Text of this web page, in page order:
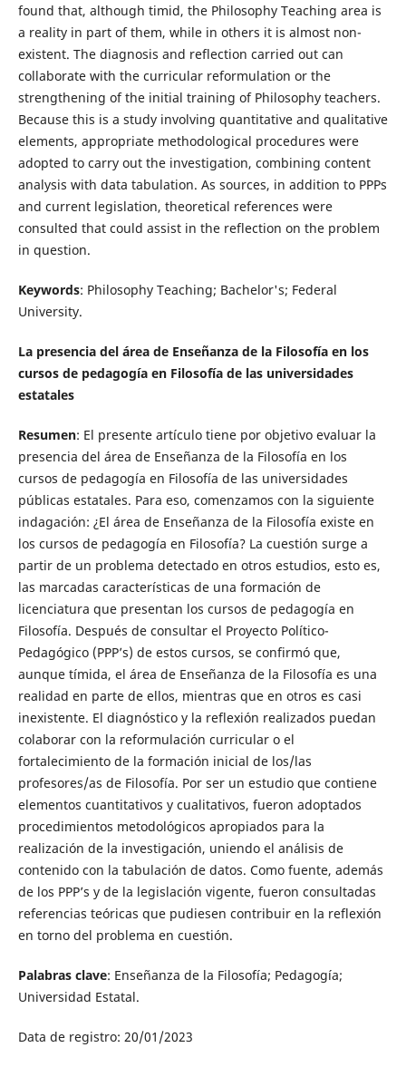
found that, although timid, the Philosophy Teaching area is
a reality in part of them, while in others it is almost non-
existent. The diagnosis and reflection carried out can
collaborate with the curricular reformulation or the
strengthening of the initial training of Philosophy teachers.
Because this is a study involving quantitative and qualitative
elements, appropriate methodological procedures were
adopted to carry out the investigation, combining content
analysis with data tabulation. As sources, in addition to PPPs
and current legislation, theoretical references were
consulted that could assist in the reflection on the problem
in question.
Keywords: Philosophy Teaching; Bachelor's; Federal
University.
La presencia del área de Enseñanza de la Filosofía en los
cursos de pedagogía en Filosofía de las universidades
estatales
Resumen: El presente artículo tiene por objetivo evaluar la
presencia del área de Enseñanza de la Filosofía en los
cursos de pedagogía en Filosofía de las universidades
públicas estatales. Para eso, comenzamos con la siguiente
indagación: ¿El área de Enseñanza de la Filosofía existe en
los cursos de pedagogía en Filosofía? La cuestión surge a
partir de un problema detectado en otros estudios, esto es,
las marcadas características de una formación de
licenciatura que presentan los cursos de pedagogía en
Filosofía. Después de consultar el Proyecto Político-
Pedagógico (PPP’s) de estos cursos, se confirmó que,
aunque tímida, el área de Enseñanza de la Filosofía es una
realidad en parte de ellos, mientras que en otros es casi
inexistente. El diagnóstico y la reflexión realizados puedan
colaborar con la reformulación curricular o el
fortalecimiento de la formación inicial de los/las
profesores/as de Filosofía. Por ser un estudio que contiene
elementos cuantitativos y cualitativos, fueron adoptados
procedimientos metodológicos apropiados para la
realización de la investigación, uniendo el análisis de
contenido con la tabulación de datos. Como fuente, además
de los PPP’s y de la legislación vigente, fueron consultadas
referencias teóricas que pudiesen contribuir en la reflexión
en torno del problema en cuestión.
Palabras clave: Enseñanza de la Filosofía; Pedagogía;
Universidad Estatal.
Data de registro: 20/01/2023